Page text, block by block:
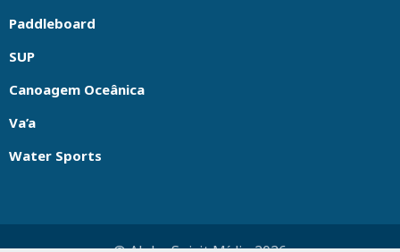
Paddleboard
SUP
Canoagem Oceânica
Va’a
Water Sports